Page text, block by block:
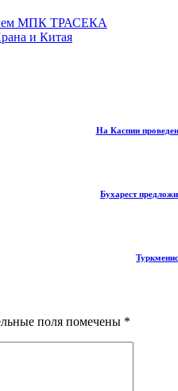
МПК ТРАСЕКА
и Китая
На Каспии
Бухарест
поля помечены *